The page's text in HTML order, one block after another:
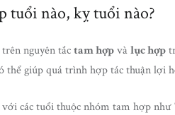
tuổi nào, kỵ tuổi nào?
nguyên tắctam hợpvàlục hợp
thể giúp quá trình hợp tác thuận lợi
các tuổi thuộc nhóm tam hợp